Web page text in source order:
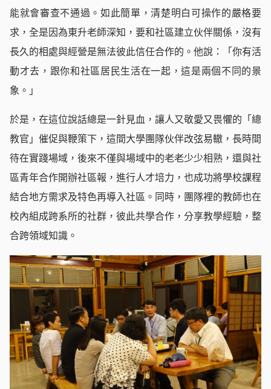
能就會審查不通過。如此簡單，清楚明白可操作的嚴格要
求，全是因為東升老師深知，要和社區建立伙伴關係，沒有
長久的相處與經營是無法彼此信任合作的。他說：「你有活
動才去，跟你和社區居民生活在一起，這是兩個不同的景
象。」
於是，在這位說話總是一針見血，讓人又敬愛又畏懼的「總
教官」催促與鞭策下，這間大學團隊伙伴改弦易轍，長時間
待在實踐場域，後來不僅與場域中的老老少少相熟，還與社
區青年合作開辦社區報，進行人才培力，也成功將學校課程
結合地方需求及特色再導入社區。同時，團隊裡的教師也在
校內組成跨系所的社群，彼此共學合作，分享教學經驗，整
合跨領域知識。